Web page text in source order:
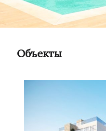
Объекты